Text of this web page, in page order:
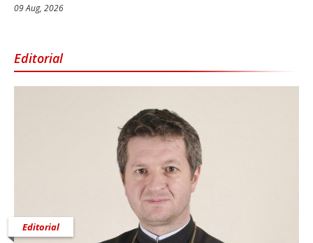
09 Aug, 2026
Editorial
Editorial